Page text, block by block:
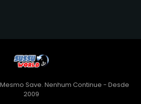
Save. Nenhum Continue - Desde
2009